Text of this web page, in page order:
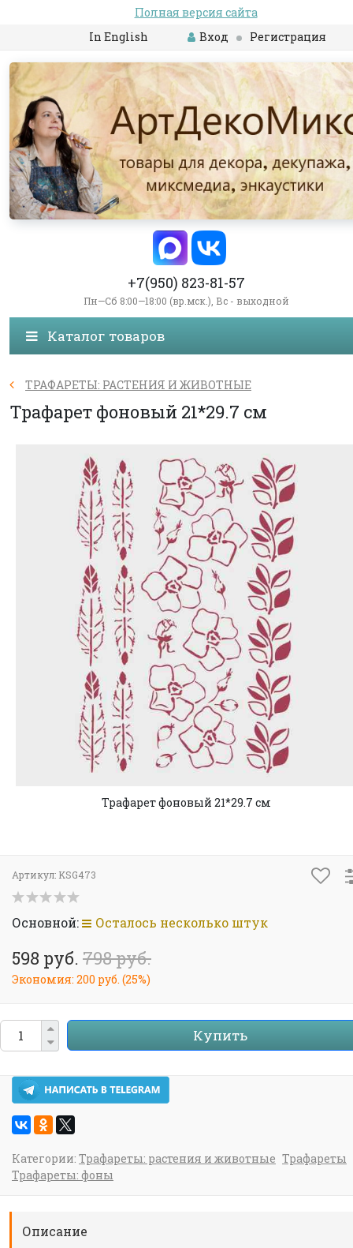
Полная версия сайта
In English
Вход Регистрация
+7(950) 823-81-57
Пн—Сб 8:00—18:00 (вр.мск.), Вс - выходной
Каталог товаров
ТРАФАРЕТЫ: РАСТЕНИЯ И ЖИВОТНЫЕ
Трафарет фоновый 21*29.7 см
Трафарет фоновый 21*29.7 см
Артикул: KSG473
Основной: Осталось несколько штук
598 руб. 798 руб.
Экономия: 200 руб. (25%)
Купить
Категории: Трафареты: растения и животные Трафареты
Трафареты: фоны
Описание